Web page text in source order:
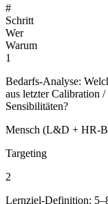
#
Schritt
Wer
Warum
1
Bedarfs-Analyse:
aus letzter Calibration
Sensibilitäten?
Mensch (L&D + HR-
Targeting
2
Lernziel-Definition: